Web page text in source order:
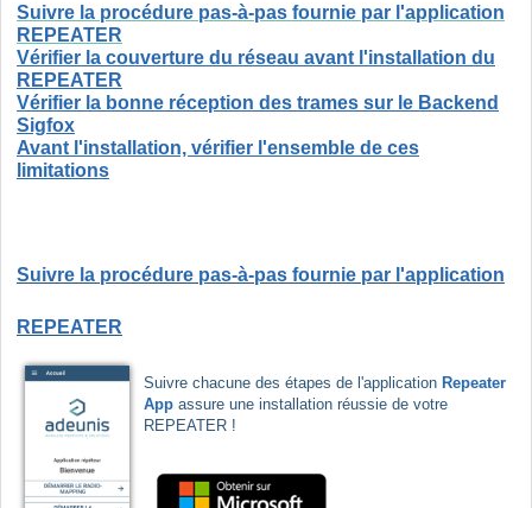
Suivre la procédure pas-à-pas fournie par l'application
REPEATER
Vérifier la couverture du réseau avant l'installation du
REPEATER
Vérifier la bonne réception des trames sur le Backend
Sigfox
Avant l'installation, vérifier l'ensemble de ces
limitations
Suivre la procédure pas-à-pas fournie par l'application
REPEATER
Suivre chacune des étapes de l'application Repeater
App assure une installation réussie de votre
REPEATER !